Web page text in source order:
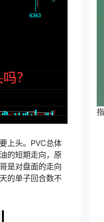
上头。PVC总体
的短期走向，原
是对盘面的走向
的单子回合数不